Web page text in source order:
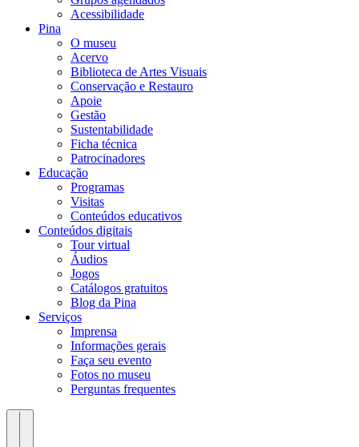
Acessibilidade
Pina
O museu
Acervo
Biblioteca de Artes Visuais
Conservação e Restauro
Apoie
Gestão
Sustentabilidade
Ficha técnica
Patrocinadores
Educação
Programas
Visitas
Conteúdos educativos​
Conteúdos digitais
Tour virtual
Áudios
Jogos
Catálogos gratuitos
Blog da Pina
Serviços
Imprensa
Informações gerais
Faça seu evento
Fotos no museu
Perguntas frequentes